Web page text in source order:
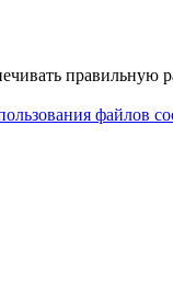
правильную
файлов